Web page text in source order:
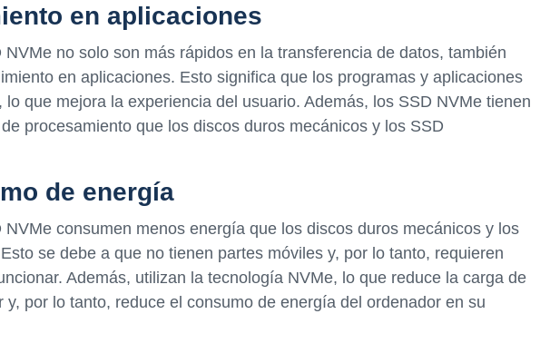
en aplicaciones
no solo son más rápidos en la transferencia de datos, también
en aplicaciones. Esto significa que los programas y aplicaciones
que mejora la experiencia del usuario. Además, los SSD NVMe tienen
procesamiento que los discos duros mecánicos y los SSD
de energía
NVMe consumen menos energía que los discos duros mecánicos y los
se debe a que no tienen partes móviles y, por lo tanto, requieren
Además, utilizan la tecnología NVMe, lo que reduce la carga de
y, por lo tanto, reduce el consumo de energía del ordenador en su